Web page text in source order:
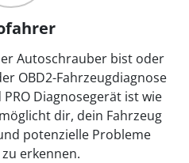
Autoschrauber bist oder
OBD2-Fahrzeugdiagnose
Diagnosegerät ist wie
dir, dein Fahrzeug
potenzielle Probleme
erkennen.